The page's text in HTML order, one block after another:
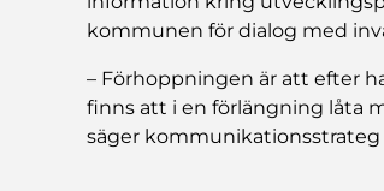
kommunen för dialog med
– Förhoppningen är att efter
finns att i en förlängning låta
säger kommunikationsstrateg